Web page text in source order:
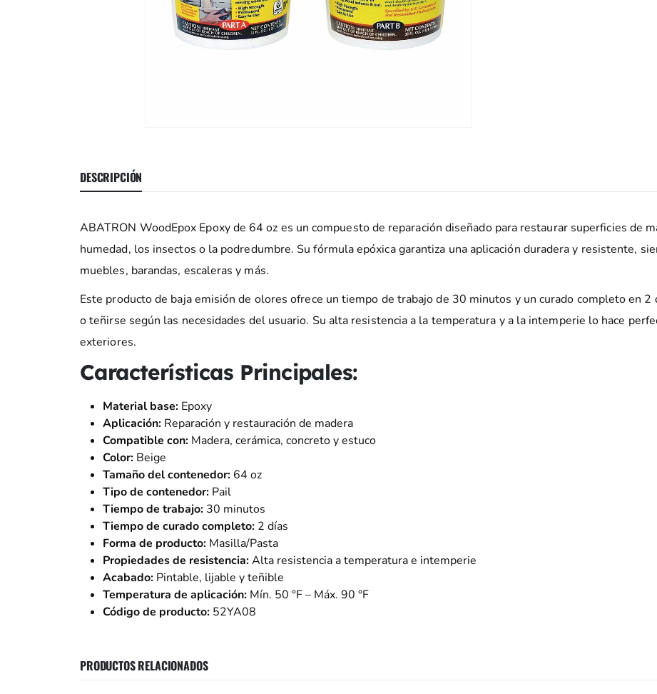
DESCRIPCIÓN
ABATRON WoodEpox Epoxy de 64 oz es un compuesto de reparación diseñado para restaurar superficies de
humedad, los insectos o la podredumbre. Su fórmula epóxica garantiza una aplicación duradera y resistente,
muebles, barandas, escaleras y más.
Este producto de baja emisión de olores ofrece un tiempo de trabajo de 30 minutos y un curado completo en 2
o teñirse según las necesidades del usuario. Su alta resistencia a la temperatura y a la intemperie lo hace
exteriores.
Características Principales:
Material base: Epoxy
Aplicación: Reparación y restauración de madera
Compatible con: Madera, cerámica, concreto y estuco
Color: Beige
Tamaño del contenedor: 64 oz
Tipo de contenedor: Pail
Tiempo de trabajo: 30 minutos
Tiempo de curado completo: 2 días
Forma de producto: Masilla/Pasta
Propiedades de resistencia:Alta resistencia a temperatura e intemperie
Acabado: Pintable, lijable y teñible
Temperatura de aplicación: Mín. 50 °F – Máx. 90 °F
Código de producto: 52YA08
PRODUCTOS RELACIONADOS